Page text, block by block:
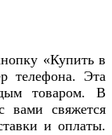
«Купить в
телефона. Эта
товаром. В
вами свяжется
и оплаты.